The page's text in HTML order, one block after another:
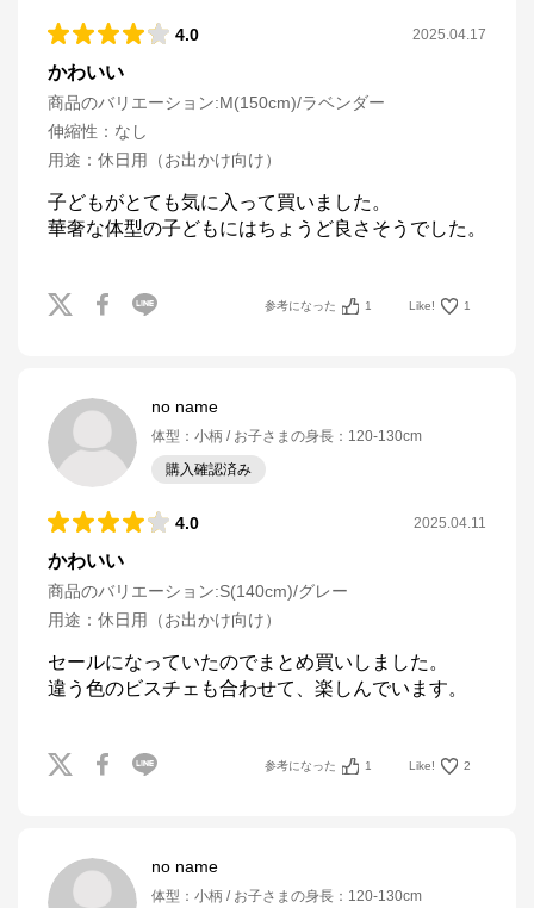
4.0 2025.04.17
かわいい
商品のバリエーション:M(150cm)/ラベンダー
伸縮性 ： なし
用途 ： 休日用（お出かけ向け）
子どもがとても気に入って買いました。
華奢な体型の子どもにはちょうど良さそうでした。
参考になった 1 Like! 1
no name
体型 ： 小柄 お子さまの身長 ： 120-130cm
購入確認済み
4.0 2025.04.11
かわいい
商品のバリエーション:S(140cm)/グレー
用途 ： 休日用（お出かけ向け）
セールになっていたのでまとめ買いしました。
違う色のビスチェも合わせて、楽しんでいます。
参考になった 1 Like! 2
no name
体型 ： 小柄 お子さまの身長 ： 120-130cm